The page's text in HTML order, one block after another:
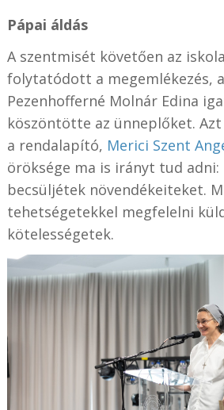
Pápai áldás
A szentmisét követően az
folytatódott a megemlékezés,
Pezenhofferné Molnár Edina
köszöntötte az ünneplőket.
a rendalapító, Merici Szent
öröksége ma is irányt tud adni:
becsüljétek növendékeiteket.
tehetségetekkel megfelelni
kötelességetek.